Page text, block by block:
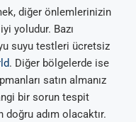
diğer önlemlerinizin
yoludur. Bazı
suyu testleri ücretsiz
. Diğer bölgelerde ise
satın almanız
bir sorun tespit
adım olacaktır.